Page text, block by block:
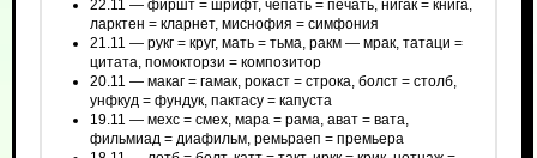
22.11 — фиршт = шрифт, чепать = печать, нигак = книга,
ларктен = кларнет, миснофия = симфония
21.11 — рукг = круг, мать = тьма, ракм — мрак, татаци =
цитата, помокторзи = композитор
20.11 — макаг = гамак, рокаст = строка, болст = столб,
унфкуд = фундук, пактасу = капуста
19.11 — мехс = смех, мара = рама, ават = вата,
фильмиад = диафильм, ремьраеп = премьера